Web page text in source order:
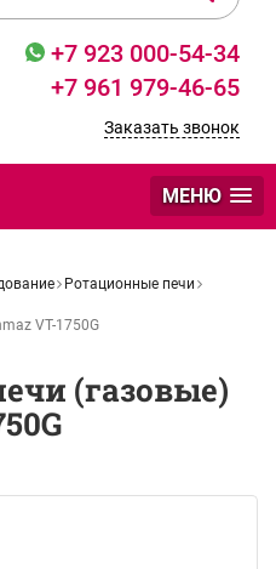
+7 923 000-54-34
+7 961 979-46-65
Заказать звонок
МЕНЮ
Ротационные печи
VT-1750G
(газовые)